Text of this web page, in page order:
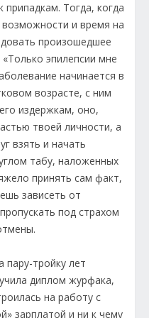
Тогда, когда
и время на
произошедшее
эпилепсии мне
начинается в
возрасте, с ним
издержкам, оно,
твоей личности, а
взять и начать
табу, наложенных
принять сам факт,
зависеть от
под страхом
пару-тройку лет
диплом журфака,
на работу с
зарплатой и ни к чему